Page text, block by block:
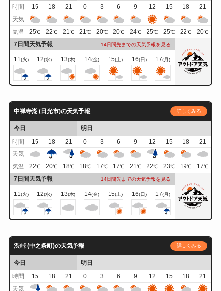
時間
15 18 21 0 3 6 9 12 15 18
21
天気
気温 25℃ 22℃ 21℃ 21℃ 20℃ 20℃ 24℃ 25℃ 25℃ 22℃ 20℃
7日間天気予報 14日間先までの天気予報を見る
11(火) 12(水) 13(木) 14(金) 15(土) 16(日) 17(月)
中禅寺湖 (日光市)の天気予報 詳しくみる
今日
明日
時間
15 18 21 0 3 6 9 12 15 18
21
天気
気温 22℃ 20℃ 18℃ 18℃ 17℃ 17℃ 21℃ 22℃ 23℃ 19℃ 17℃
7日間天気予報 14日間先までの天気予報を見る
11(火) 12(水) 13(木) 14(金) 15(土) 16(日) 17(月)
渋峠 (中之条町)の天気予報 詳しくみる
今日
明日
時間
15 18 21 0 3 6 9 12 15 18
21
天気